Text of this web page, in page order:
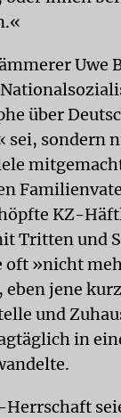
Uwe
über
sei, sondern
KZ-
Tritten und
»nicht
eben jene
und
in
Herrschaft